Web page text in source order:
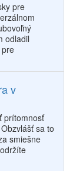
pre
odladil
v
prítomnosť
sa to
smiešne